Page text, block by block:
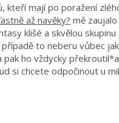
kteří mají po poražení
až navěky? mě
klišé a skvělou
to neberu vůbec
ho vždycky
si chcete odpočinout u